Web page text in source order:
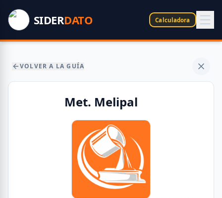
SIDERDATO Calculadora
VOLVER A LA GUÍA
Met. Melipal